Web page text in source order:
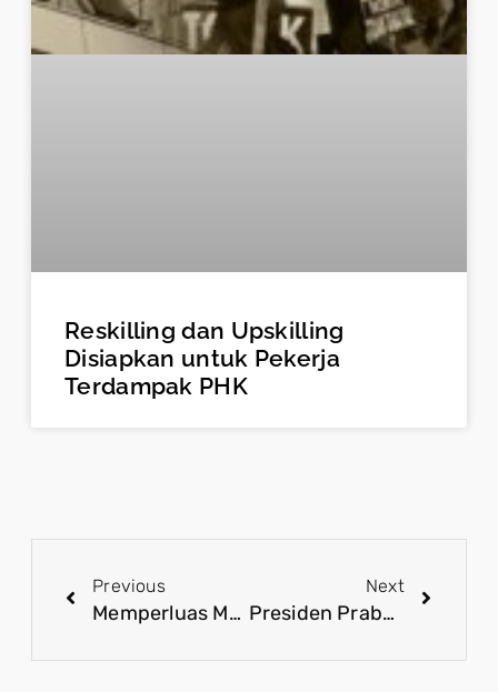
Reskilling dan Upskilling
Disiapkan untuk Pekerja
Terdampak PHK
Previous
Memperluas Manfaat Rumah Subsidi untuk Kelompok Produktif
Next
Presiden Prabowo Perkuat Ketahanan Pangan melalui Program Desa Nelayan